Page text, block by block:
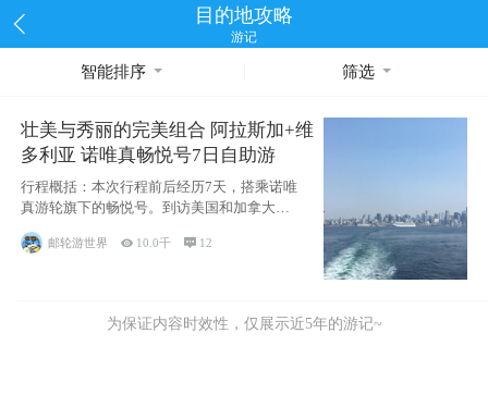
目的地攻略
游记
智能排序 筛选
壮美与秀丽的完美组合 阿拉斯加+维
多利亚 诺唯真畅悦号7日自助游
行程概括：本次行程前后经历7天，搭乘诺唯
真游轮旗下的畅悦号。到访美国和加拿大的4
个州/省：美国华盛顿州
邮轮游世界  10.0千  12
为保证内容时效性，仅展示近5年的游记~